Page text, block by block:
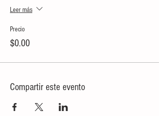
Leer más
Precio
$0.00
Compartir este evento